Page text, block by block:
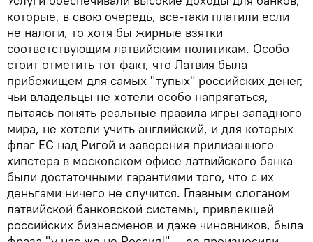
которые, в свою очередь, все-таки платили если
не налоги, то хотя бы жирные взятки
соответствующим латвийским политикам. Особо
стоит отметить тот факт, что Латвия была
прибежищем для самых "тупых" российских денег,
чьи владельцы не хотели особо напрягаться,
пытаясь понять реальные правила игры западного
мира, не хотели учить английский, и для которых
флаг ЕС над Ригой и заверения прилизанного
хипстера в московском офисе латвийского банка
были достаточными гарантиями того, что с их
деньгами ничего не случится. Главным слоганом
латвийской банковской системы, привлекшей
российских бизнесменов и даже чиновников, была